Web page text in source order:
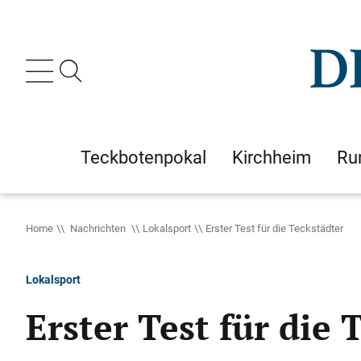
Teckbotenpokal Kirchheim
Home Nachrichten Lokalsport Erster Test für die Teckstädter
Lokalsport
Erster Test für die